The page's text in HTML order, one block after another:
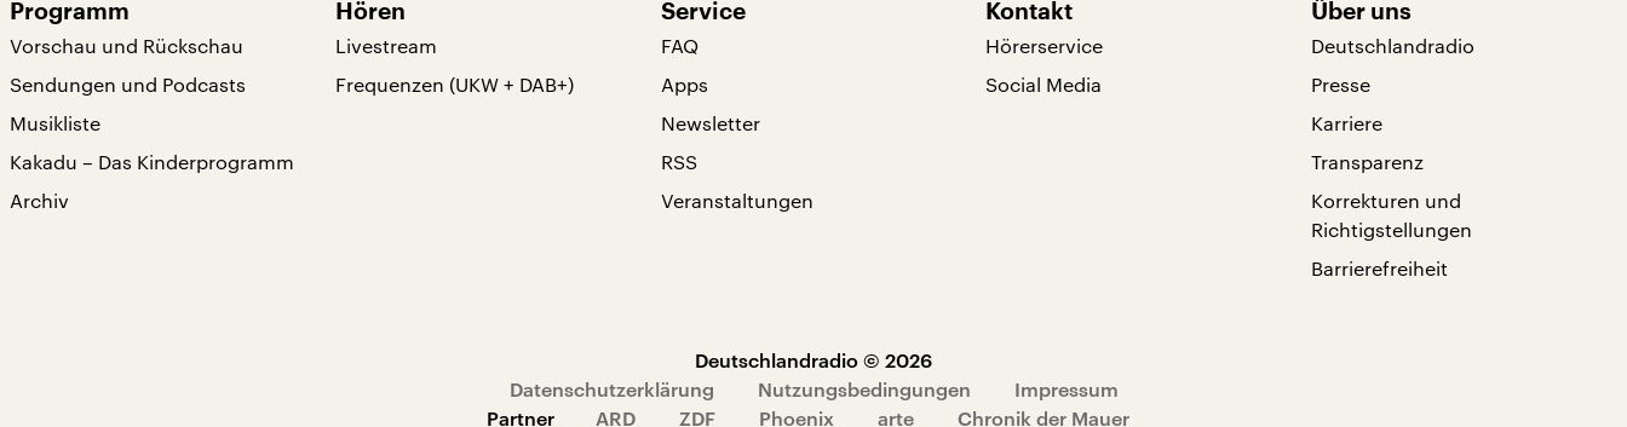
Programm
Vorschau und Rückschau
Sendungen und Podcasts
Musikliste
Kakadu – Das Kinderprogramm
Archiv
Hören
Livestream
Frequenzen (UKW + DAB+)
Service
FAQ
Apps
Newsletter
RSS
Veranstaltungen
Kontakt
Hörerservice
Social Media
Über uns
Deutschlandradio
Presse
Karriere
Transparenz
Korrekturen und
Richtigstellungen
Barrierefreiheit
Deutschlandradio © 2026
Datenschutzerklärung
Nutzungsbedingungen
Impressum
Partner
ARD ZDF Phoenix arte Chronik der Mauer